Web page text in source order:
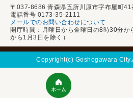
〒037-8686 青森県五所川原市字布屋町41
電話番号 0173-35-2111
メールでのお問い合わせについて
開庁時間：月曜日から金曜日の8時30分か
から1月3日を除く）
Copyright(c) Goshogawara